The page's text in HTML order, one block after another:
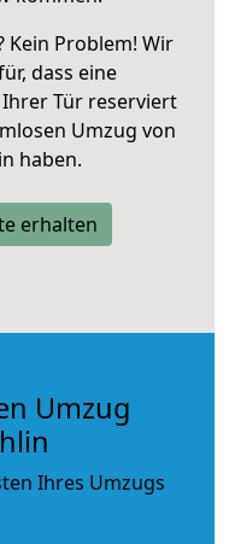
Kein Problem! Wir
dass eine
Tür reserviert
Umzug von
haben.
erhalten
Umzug
Ihres Umzugs